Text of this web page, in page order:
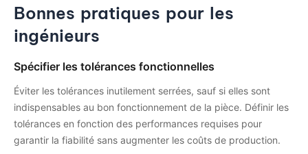
Bonnes pratiques pour les
ingénieurs
Spécifier les tolérances fonctionnelles
Éviter les tolérances inutilement serrées, sauf si elles sont
indispensables au bon fonctionnement de la pièce. Définir les
tolérances en fonction des performances requises pour
garantir la fiabilité sans augmenter les coûts de production.